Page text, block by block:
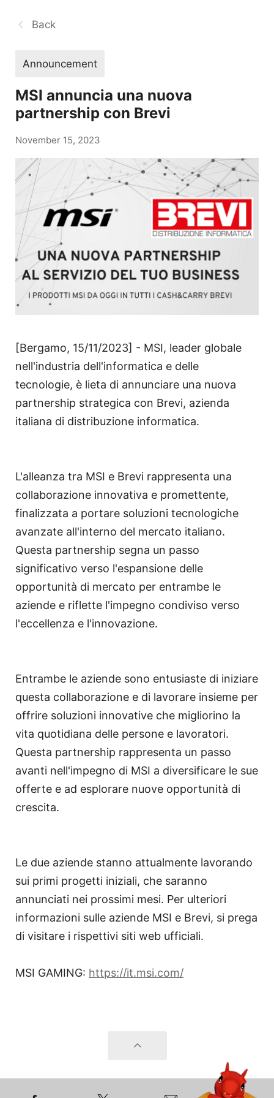
Back
Announcement
MSI annuncia una nuova
partnership con Brevi
November 15, 2023
[Bergamo, 15/11/2023] - MSI, leader globale
nell'industria dell'informatica e delle
tecnologie, è lieta di annunciare una nuova
partnership strategica con Brevi, azienda
italiana di distribuzione informatica.
L'alleanza tra MSI e Brevi rappresenta una
collaborazione innovativa e promettente,
finalizzata a portare soluzioni tecnologiche
avanzate all'interno del mercato italiano.
Questa partnership segna un passo
significativo verso l'espansione delle
opportunità di mercato per entrambe le
aziende e riflette l'impegno condiviso verso
l'eccellenza e l'innovazione.
Entrambe le aziende sono entusiaste di iniziare
questa collaborazione e di lavorare insieme per
offrire soluzioni innovative che migliorino la
vita quotidiana delle persone e lavoratori.
Questa partnership rappresenta un passo
avanti nell'impegno di MSI a diversificare le sue
offerte e ad esplorare nuove opportunità di
crescita.
Le due aziende stanno attualmente lavorando
sui primi progetti iniziali, che saranno
annunciati nei prossimi mesi. Per ulteriori
informazioni sulle aziende MSI e Brevi, si prega
di visitare i rispettivi siti web ufficiali.
MSI GAMING: https://it.msi.com/